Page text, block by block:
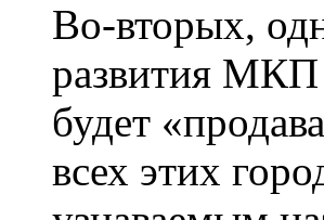
Во-вторых,
развития МКП
будет
всех этих